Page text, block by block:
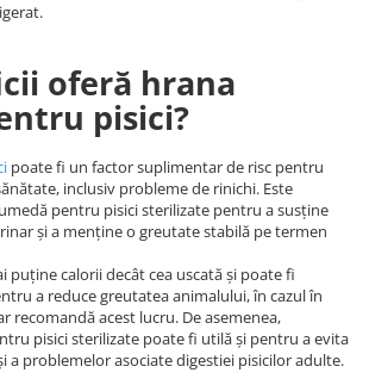
oferă hrana
pisici?
poate fi un factor suplimentar de risc pentru
inclusiv probleme de rinichi. Este
pentru pisici sterilizate pentru a susține
și a menține o greutate stabilă pe termen
puține calorii decât cea uscată și poate fi
a reduce greutatea animalului, în cazul în
recomandă acest lucru. De asemenea,
pisici sterilizate poate fi utilă și pentru a evita
a problemelor asociate digestiei pisicilor adulte.